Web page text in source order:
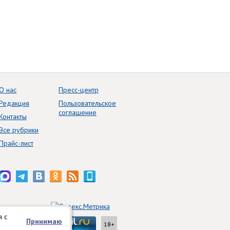
с
Принимаю
нас
рубрики
лист
Пресс-центр
Пользовательское
соглашение
18+